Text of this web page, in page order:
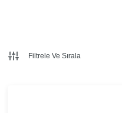
Filtrele Ve Sırala